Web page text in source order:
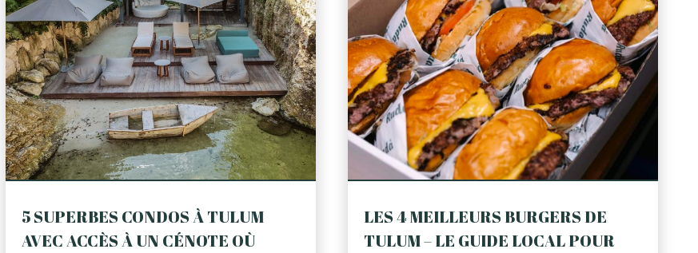
5 SUPERBES CONDOS À TULUM
AVEC ACCÈS À UN CÉNOTE OÙ
LES 4 MEILLEURS BURGERS DE
TULUM – LE GUIDE LOCAL POUR